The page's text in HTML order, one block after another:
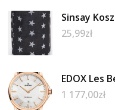
Sinsay
25,99zł
EDOX Les
1 177,00zł